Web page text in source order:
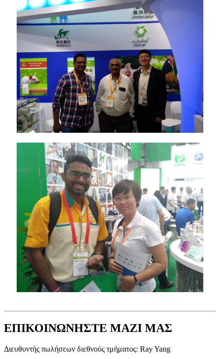
ΕΠΙΚΟΙΝΩΝΗΣΤΕ ΜΑΖΙ ΜΑΣ
Διευθυντής πωλήσεων διεθνούς τμήματος: Ray Yang